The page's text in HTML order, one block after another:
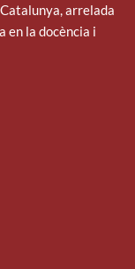
arrelada
en la docència i